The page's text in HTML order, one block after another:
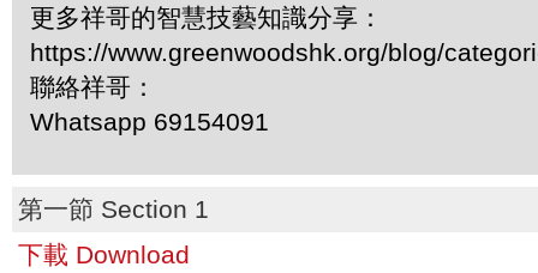
更多祥哥的智慧技藝知識分享：
https://www.greenwoodshk.org/blog/
聯絡祥哥：
Whatsapp 69154091
第一節 Section 1
下載 Download